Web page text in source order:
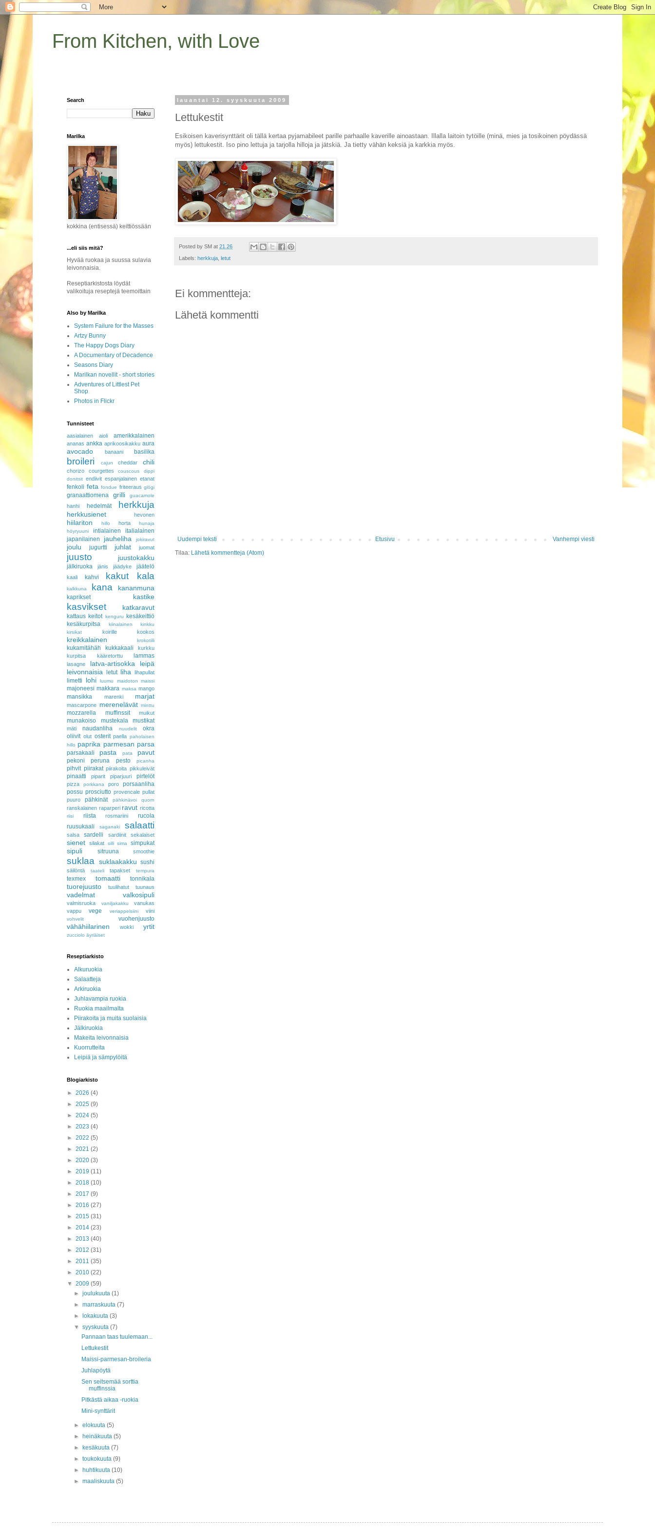
From Kitchen, with Love
lauantai 12. syyskuuta 2009
Lettukestit
Esikoisen kaverisynttärit oli tällä kertaa pyjamabileet parille parhaalle kaverille ainoastaan. Illalla laitoin tytöille (minä, mies ja tosikoinen pöydässä
myös) lettukestit. Iso pino lettuja ja tarjolla hilloja ja jätskiä. Ja tietty vähän keksiä ja karkkia myös.
Posted by SM at 21.26
Labels: herkkuja letut
Ei kommentteja:
Lähetä kommentti
Uudempi teksti Vanhempi viesti
Etusivu
Tilaa: Lähetä kommentteja (Atom)
Search
Marilka
kokkina (entisessä) keittiössään
...eli siis mitä?
Hyvää ruokaa ja suussa sulavia
leivonnaisia.
Reseptiarkistosta löydät
valikoituja reseptejä teemoittain
Also by Marilka
System Failure for the Masses
Artzy Bunny
The Happy Dogs Diary
A Documentary of Decadence
Seasons Diary
Marilkan novellit - short stories
Adventures of Littlest Pet
Shop
Photos in Flickr
Tunnisteet
aasialainen aioli amerikkalainen
ananas ankka aprikoosikakku aura
avocado banaani basilika
broileri cajun cheddar chili
chorizo courgettes couscous
dippi
donitsit endiivit espanjalainen etanat
fenkoli feta fondue friteeraus glögi
granaattiomena grilli guacamole
hanhi hedelmät herkkuja
herkkusienet hevonen
hiilariton hillo horta
hunaja
höyryuuni
intialainen
italialainen
japanilainen
jauheliha jokiravut
joulu jugurtti juhlat juomat
juusto juustokakku
jälkiruoka jänis jäädyke jäätelö
kaali kahvi kakut kala
kalkkuna kana kananmuna
kaprikset kastike
kasvikset katkaravut
kattaus keitot kenguru
kesäkeittiö
kesäkurpitsa
kiinalainen
kinkku
kirsikat
koirille kookos
kreikkalainen krokotiili
kukamitähäh kukkakaali
kurkku
kurpitsa
kääretorttu lammas
lasagne latva-artisokka
leipä
leivonnaisia
letut liha lihapullat
limetti lohi luumu maidoton maissi
majoneesi makkara maksa mango
mansikka marenki marjat
mascarpone merenelävät minttu
mozzarella muffinssit muikut
munakoiso mustekala mustikat
mäti naudanliha nuudelit
okra
oliivit olut osterit paella paholaisen
hillo paprika parmesan parsa
parsakaali pasta pata pavut
pekoni peruna pesto picanha
pihvit piirakat piirakoita pikkuleivät
pinaatti piparit piparjuuri pirtelöt
pizza porkkana poro
porsaanliha
possu prosciutto provencale pullat
puuro
pähkinät pähkinävoi quorn
ranskalainen raparperi ravut ricotta
riisi riista rosmariini
rucola
ruusukaali
saganaki salaatti
salsa sardelli sardiinit sekalaiset
sienet silakat silli sima simpukat
sipuli sitruuna smoothie
suklaa suklaakakku sushi
säilöntä taateli tapakset tempura
texmex tomaatti tonnikala
tuorejuusto tuulihatut tuunaus
vadelmat valkosipuli
valmisruoka vaniljakakku
vanukas
vappu
vege veriappelsiini viini
vohvelit vuohenjuusto
vähähiilarinen wokki yrtit
zucciolo äyriäiset
Reseptiarkisto
Alkuruokia
Salaatteja
Arkiruokia
Juhlavampia ruokia
Ruokia maailmalta
Piirakoita ja muita suolaisia
Jälkiruokia
Makeita leivonnaisia
Kuorrutteita
Leipiä ja sämpylöitä
Blogiarkisto
► 2026 (4)
► 2025 (9)
► 2024 (5)
► 2023 (4)
► 2022 (5)
► 2021 (2)
► 2020 (3)
► 2019 (11)
► 2018 (10)
► 2017 (9)
► 2016 (27)
► 2015 (31)
► 2014 (23)
► 2013 (40)
► 2012 (31)
► 2011 (35)
► 2010 (22)
▼ 2009 (59)
►joulukuuta(1)
►marraskuuta(7)
►
lokakuuta(3)
▼syyskuuta(7)
Pannaan taas tuulemaan...
Lettukestit
Maissi-parmesan-broileria
Juhlapöytä
Sen seitsemää sorttia
muffinssia
Pitkästä aikaa -ruokia
Mini-synttärit
►elokuuta(5)
►
heinäkuuta(5)
►
kesäkuuta(7)
►toukokuuta(9)
►
huhtikuuta(10)
►maaliskuuta(5)